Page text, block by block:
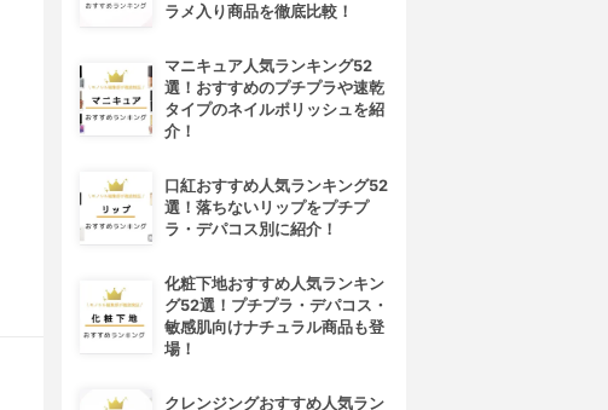
ラメ入り商品を徹底比較！
マニキュア人気ランキング52
選！おすすめのプチプラや速乾
タイプのネイルポリッシュを紹
介！
口紅おすすめ人気ランキング52
選！落ちないリップをプチプ
ラ・デパコス別に紹介！
化粧下地おすすめ人気ランキン
グ52選！プチプラ・デパコス・
敏感肌向けナチュラル商品も登
場！
クレンジングおすすめ人気ラン